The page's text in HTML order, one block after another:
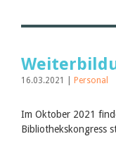
16.03.2021 | Personal
Im Oktober 2021
Bibliothekskongress